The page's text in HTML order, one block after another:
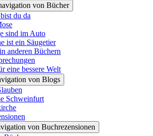
von Bücher
du da
sind im Auto
ist ein Säugetier
anderen Büchern
eine bessere Welt
von Blogs
Schweinfurt
von Buchrezensionen